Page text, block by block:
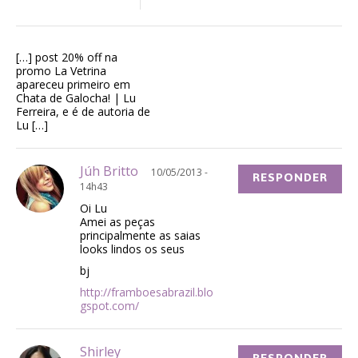
[…] post 20% off na
promo La Vetrina
apareceu primeiro em
Chata de Galocha! | Lu
Ferreira, e é de autoria de
Lu […]
Júh Britto
10/05/2013 -
14h43
Oi Lu
Amei as peças
principalmente as saias
looks lindos os seus
bj
http://framboesabrazil.blo
gspot.com/
RESPONDER
Shirley